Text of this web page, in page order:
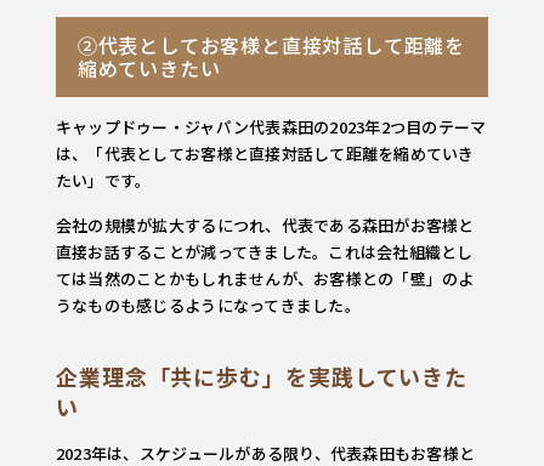
②代表としてお客様と直接対話して距離を
縮めていきたい
キャップドゥー・ジャパン代表森田の2023年2つ目のテーマ
は、「代表としてお客様と直接対話して距離を縮めていき
たい」です。
会社の規模が拡大するにつれ、代表である森田がお客様と
直接お話することが減ってきました。これは会社組織とし
ては当然のことかもしれませんが、お客様との「壁」のよ
うなものも感じるようになってきました。
企業理念「共に歩む」を実践していきた
い
2023年は、スケジュールがある限り、代表森田もお客様と